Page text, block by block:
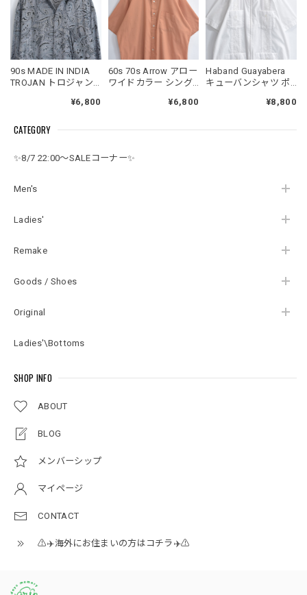
CATEGORY
✨8/7 22:00～SALEコーナー✨
Men's
Ladies'
Remake
Goods / Shoes
Original
Ladies'\Bottoms
SHOP INFO
ABOUT
BLOG
メンバーシップ
マイページ
CONTACT
⚠️✈️海外にお住まいの方はコチラ✈️⚠️
90s MADE IN INDIA
TROJAN トロジャン
ントデザイン レーヨ
ク グレー ヴィンテー
ンズLサイズ
¥6,800
60s 70s Arrow アロー
ワイドカラー シング
ツ ライトブラウン
ビンテージ 古着 メン
¥6,800
Haband Guayabera
キューバンシャツ ポ
混紡 白 刺繍 半袖 ジ
ィンテージ ビンテー
¥8,800